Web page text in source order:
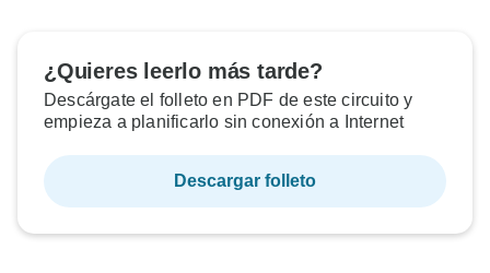
¿Quieres leerlo más tarde?
Descárgate el folleto en PDF de este circuito y
empieza a planificarlo sin conexión a Internet
Descargar folleto